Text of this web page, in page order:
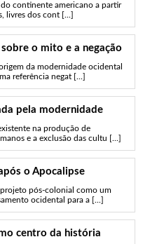
continente americano a partir
livres dos cont [...]
o mito e a negação
da modernidade ocidental
referência negat [...]
pela modernidade
na produção de
e a exclusão das cultu [...]
o Apocalipse
pós-colonial como um
ocidental para a [...]
centro da história